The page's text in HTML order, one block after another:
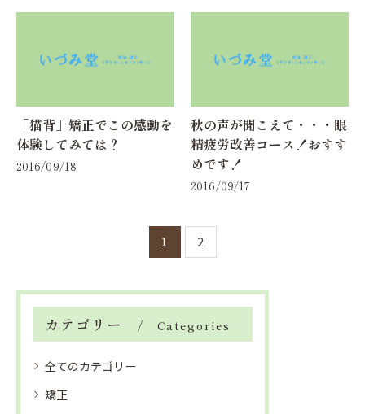
「猫背」矯正でこの感動を
体験してみては？
2016/09/18
秋の声が聞こえて・・・眼
精疲労改善コース！おすす
めです！
2016/09/17
1 2
カテゴリー Categories
全てのカテゴリー
矯正